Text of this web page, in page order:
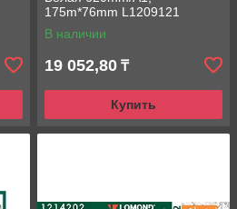
175m*76mm L1209121
Lomond Premium
универсальная печать
В наличии
19 052,80 ₸
Купить